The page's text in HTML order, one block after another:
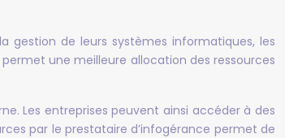
gestion de leurs systèmes informatiques, les
une meilleure allocation des ressources
Les entreprises peuvent ainsi accéder à des
par le prestataire d’infogérance permet de